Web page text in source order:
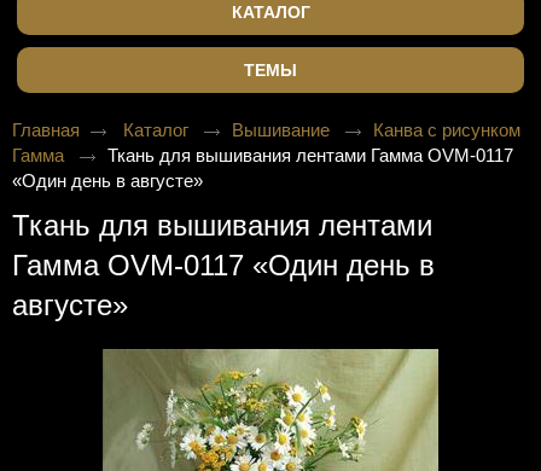
КАТАЛОГ
ТЕМЫ
Главная Каталог Вышивание
Канва с рисунком
Гамма
Ткань для вышивания лентами Гамма OVM-0117
«Один день в августе»
Ткань для вышивания лентами
Гамма OVM-0117 «Один день в
августе»